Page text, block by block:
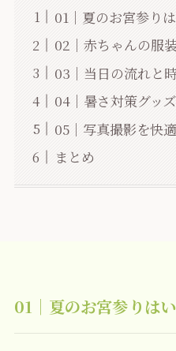
01｜夏のお宮参り
02｜赤ちゃんの服
03｜当日の流れと
04｜暑さ対策グッ
05｜写真撮影を快
まとめ
01｜夏のお宮参りは